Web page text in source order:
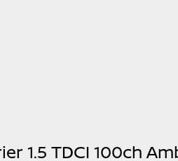
1.5 TDCI 100ch